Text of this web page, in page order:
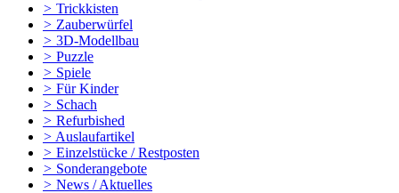
> Trickkisten
> Zauberwürfel
> 3D-Modellbau
> Puzzle
> Spiele
> Für Kinder
> Schach
> Refurbished
> Auslaufartikel
> Einzelstücke / Restposten
> Sonderangebote
> News / Aktuelles